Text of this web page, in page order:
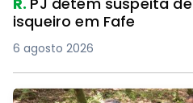
isqueiro em Fafe
6 agosto 2026